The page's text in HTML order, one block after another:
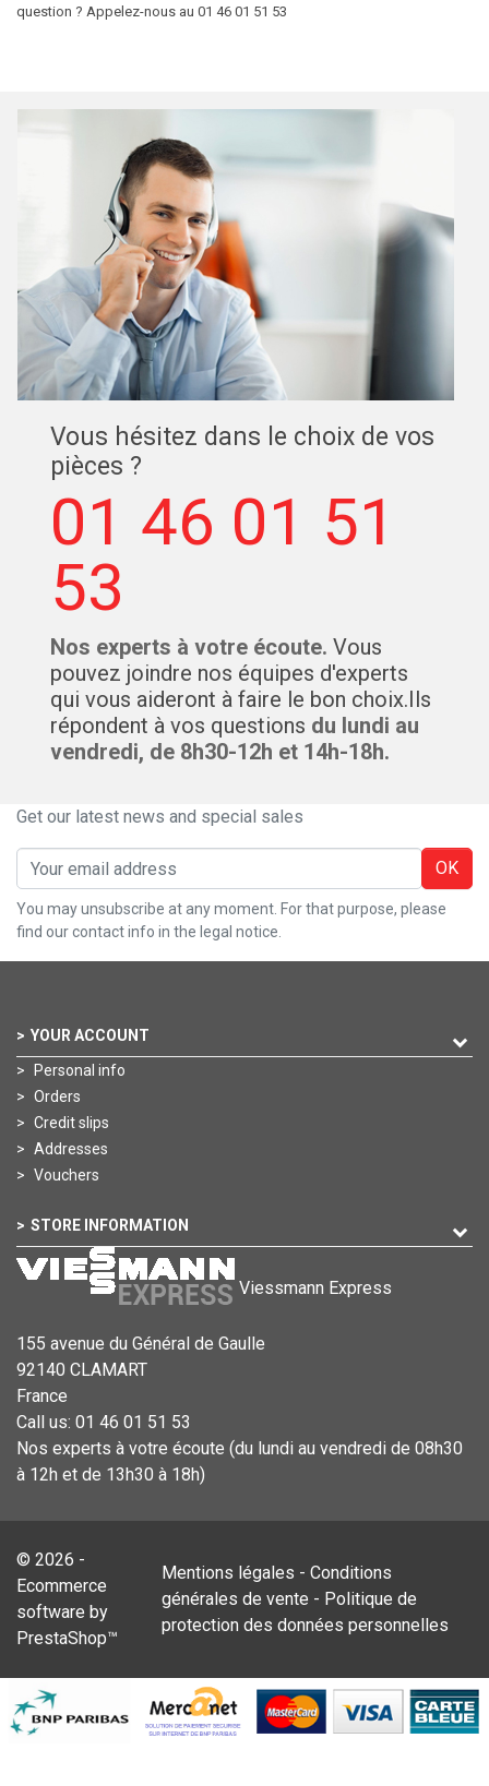
question ? Appelez-nous au 01 46 01 51 53
Vous hésitez dans le choix de vos
pièces ?
01 46 01 51
53
Nos experts à votre écoute. Vous
pouvez joindre nos équipes d'experts
qui vous aideront à faire le bon choix.Ils
répondent à vos questions du lundi au
vendredi, de 8h30-12h et 14h-18h.
Get our latest news and special sales
OK
You may unsubscribe at any moment. For that purpose, please
find our contact info in the legal notice.
YOUR ACCOUNT
Personal info
Orders
Credit slips
Addresses
Vouchers
STORE INFORMATION
Viessmann Express
155 avenue du Général de Gaulle
92140 CLAMART
France
Call us: 01 46 01 51 53
Nos experts à votre écoute (du lundi au vendredi de 08h30
à 12h et de 13h30 à 18h)
© 2026 -
Ecommerce
software by
PrestaShop™
Mentions légales -Conditions
générales de vente - Politique de
protection des données personnelles